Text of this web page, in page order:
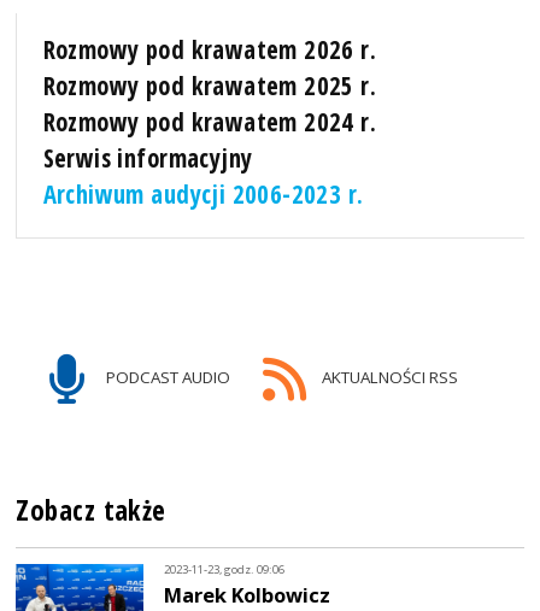
Rozmowy pod krawatem 2026 r.
Rozmowy pod krawatem 2025 r.
Rozmowy pod krawatem 2024 r.
Serwis informacyjny
Archiwum audycji 2006-2023 r.
PODCAST AUDIO AKTUALNOŚCI RSS
Zobacz także
2023-11-23, godz. 09:06
Marek Kolbowicz